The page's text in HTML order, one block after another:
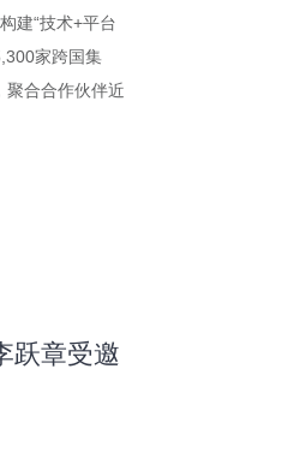
建“技术+平台
家跨国集
聚合合作伙伴近
跃章受邀